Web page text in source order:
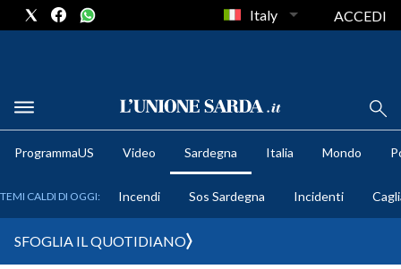
METEO
Italy ACCEDI
ProgrammaUS Video Sardegna Italia Mondo
TEMI CALDI DI OGGI: Incendi Sos Sardegna Incidenti
SFOGLIA IL QUOTIDIANO